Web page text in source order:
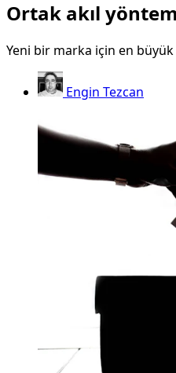
Ortak akıl
Yeni bir marka için en
Engin Tezcan